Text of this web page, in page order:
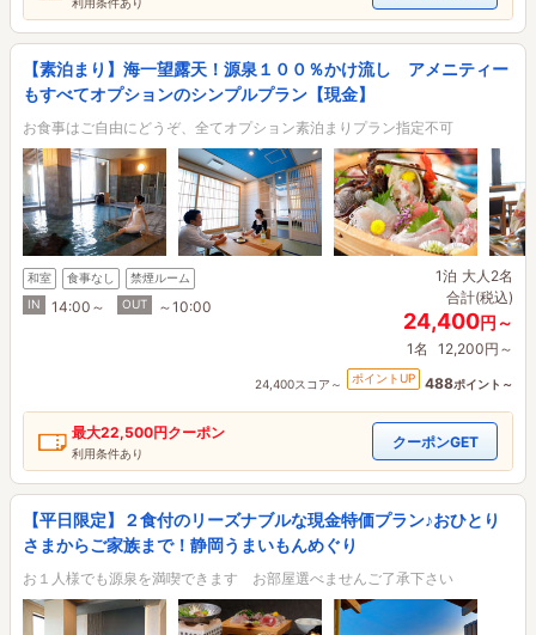
【素泊まり】海一望露天！源泉１００％かけ流し アメニティー
もすべてオプションのシンプルプラン【現金】
お食事はご自由にどうぞ、全てオプション素泊まりプラン指定不可
和室 食事なし
禁煙ルーム
IN
14:00～ OUT ～10:00
1泊 大人2名
合計(税込)
24,400円～
1名 12,200円～
24,400スコア～ ポイントUP 488ポイント～
最大22,500円クーポン
利用条件あり
クーポンGET
【平日限定】２食付のリーズナブルな現金特価プラン♪おひとり
さまからご家族まで！静岡うまいもんめぐり
お１人様でも源泉を満喫できます お部屋選べませんご了承下さい